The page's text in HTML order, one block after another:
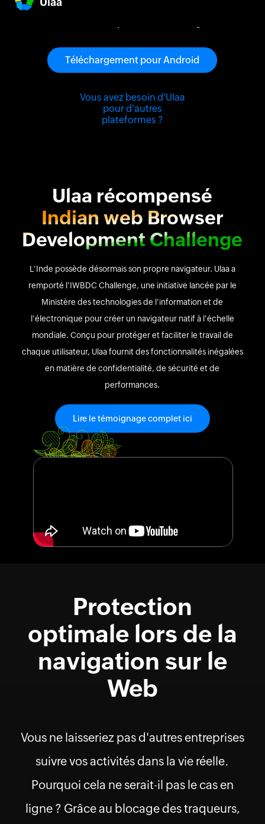
confidentialité, protège vos données personnelles
Téléchargement pour Android
Vous avez besoin d'Ulaa
pour d'autres
plateformes ?
Ulaa récompensé
Indian web Browser
Development Challenge
L'Inde possède désormais son propre navigateur. Ulaa a
remporté l'IWBDC Challenge, une initiative lancée par le
Ministère des technologies de l'information et de
l'électronique pour créer un navigateur natif à l'échelle
mondiale. Conçu pour protéger et faciliter le travail de
chaque utilisateur, Ulaa fournit des fonctionnalités inégalées
en matière de confidentialité, de sécurité et de
performances.
Lire le témoignage complet ici
Protection
optimale lors de la
navigation sur le
Web
Vous ne laisseriez pas d'autres entreprises
suivre vos activités dans la vie réelle.
Pourquoi cela ne serait-il pas le cas en
ligne ? Grâce au blocage des traqueurs,